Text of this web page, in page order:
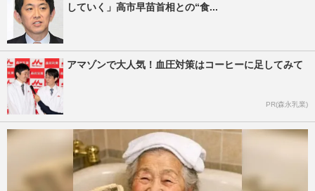
していく」高市早苗首相との“食...
アマゾンで大人気！血圧対策はコーヒーに足してみて
PR(森永乳業)